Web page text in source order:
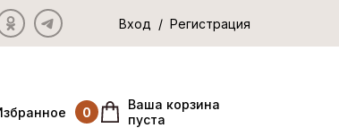
Вход / Регистрация
0
Ваша корзина
пуста